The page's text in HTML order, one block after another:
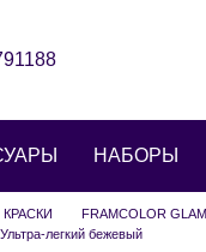
НАБОРЫ
КРАСКИ
FRAMCOLOR
легкий бежевый